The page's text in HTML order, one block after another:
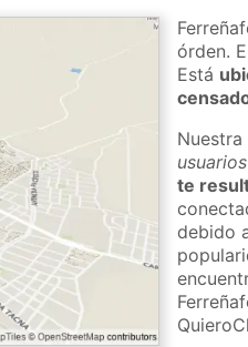
órden.
Está
te
debido